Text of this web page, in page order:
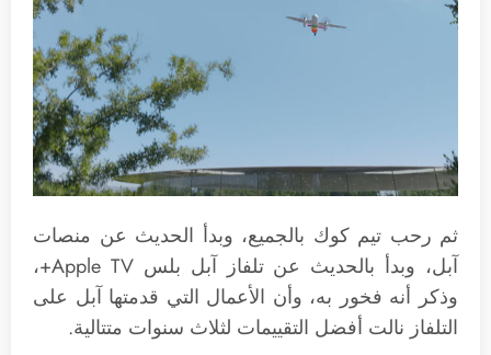
ثم رحب تيم كوك بالجميع، وبدأ الحديث عن منصات
آبل، وبدأ بالحديث عن تلفاز آبل بلس Apple TV+،
وذكر أنه فخور به، وأن الأعمال التي قدمتها آبل على
التلفاز نالت أفضل التقييمات لثلاث سنوات متتالية.